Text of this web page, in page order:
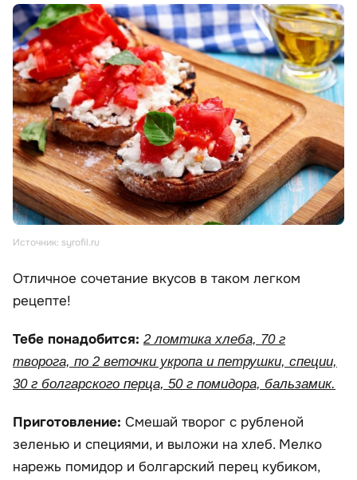
Источник: syrofil.ru
Отличное сочетание вкусов в таком легком
рецепте!
Тебе понадобится: 2 ломтика хлеба, 70 г
творога, по 2 веточки укропа и петрушки, специи,
30 г болгарского перца, 50 г помидора, бальзамик.
Приготовление: Смешай творог с рубленой
зеленью и специями, и выложи на хлеб. Мелко
нарежь помидор и болгарский перец кубиком,